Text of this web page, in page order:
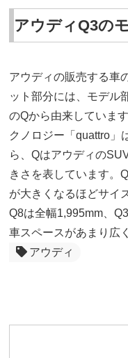
アウディQ3の
アウディの販売する車
ット部分には、モデル
のQから由来していま
クノロジー「quattro」
ら、Qはアウディの
きさを表しています。
が大きくなるほどサイ
Q8は全幅1,995mm、
車スペースがあまり広
アウディ